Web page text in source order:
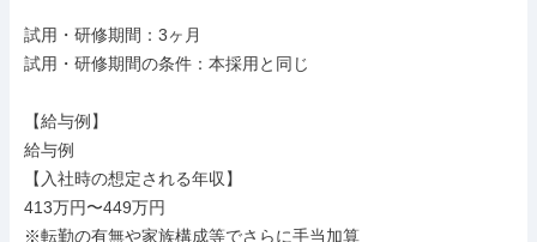
試用・研修期間：3ヶ月
試用・研修期間の条件：本採用と同じ
【給与例】
給与例
【入社時の想定される年収】
413万円〜449万円
※転勤の有無や家族構成等でさらに手当加算